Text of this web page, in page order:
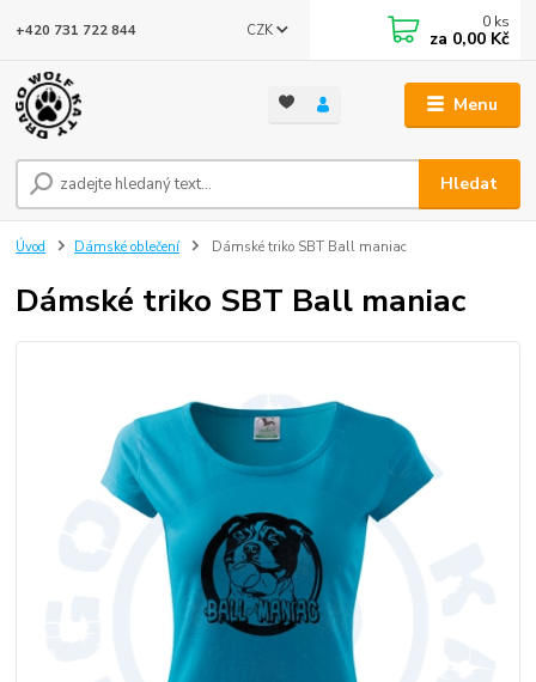
Menu
CZK
Hledat
+420 731 722 844 0 ks
za 0,00 Kč
Úvod Dámské oblečení Dámské triko SBT Ball maniac
Dámské triko SBT Ball maniac